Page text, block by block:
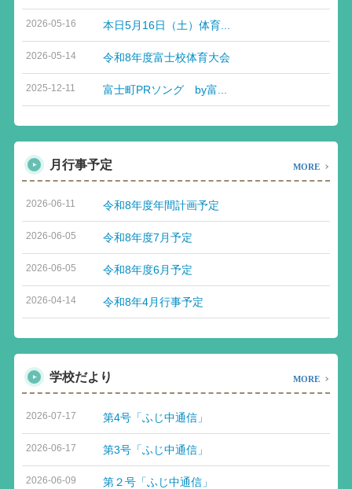
2026-05-16 本日5月16日（土）体育...
2026-05-14 令和8年度富士校体育大会
2025-12-11 富士町PRソング by富...
月行事予定 MORE
2026-06-11 令和8年度年間計画予定
2026-06-05 令和8年度7月予定
2026-06-05 令和8年度6月予定
2026-04-14 令和8年4月行事予定
学校だより MORE
2026-07-17 第4号「ふじ中通信」
2026-06-17 第3号「ふじ中通信」
2026-06-09 第２号「ふじ中通信」